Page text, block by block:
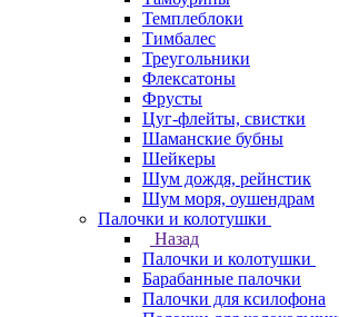
Темплеблоки
Тимбалес
Треугольники
Флексатоны
Фрусты
Цуг-флейты, свистки
Шаманские бубны
Шейкеры
Шум дождя, рейнстик
Шум моря, оушендрам
Палочки и колотушки
Назад
Палочки и колотушки
Барабанные палочки
Палочки для ксилофона